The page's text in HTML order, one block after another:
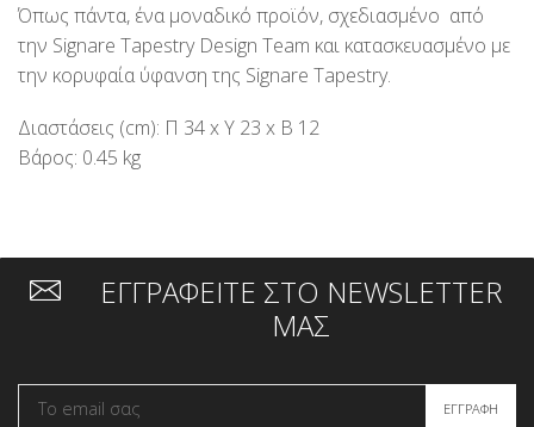
Όπως πάντα, ένα μοναδικό προϊόν, σχεδιασμένο από
την Signare Τapestry Design Team και κατασκευασμένο με
την κορυφαία ύφανση της Signare Tapestry.
Διαστάσεις (cm): Π 34 x Υ 23 x Β 12
Βάρος: 0.45 kg
ΕΓΓΡΑΦΕΙΤΕ ΣΤΟ NEWSLETTER
ΜΑΣ